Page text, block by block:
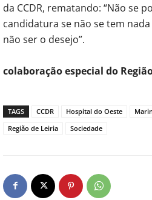
da CCDR, rematando: “Não se
candidatura se não se tem
não ser o desejo”.
colaboração especial do
TAGS CCDR Hospital do Oeste
Região de Leiria
Sociedade